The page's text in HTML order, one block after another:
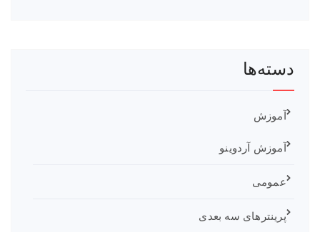
دسته‌ها
آموزش
آموزش آردوینو
عمومی
پرینترهای سه بعدی